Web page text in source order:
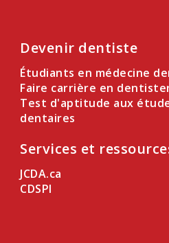
Devenir dentiste
Étudiants en médecine
Faire carrière en
Test d'aptitude aux
dentaires
Services et
JCDA.ca
CDSPI